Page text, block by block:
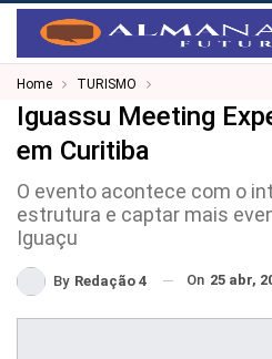
Home TURISMO
Iguassu Meeting
em Curitiba
O evento acontece com o
estrutura e captar mais
Iguaçu
By Redação 4 On 25 abr,